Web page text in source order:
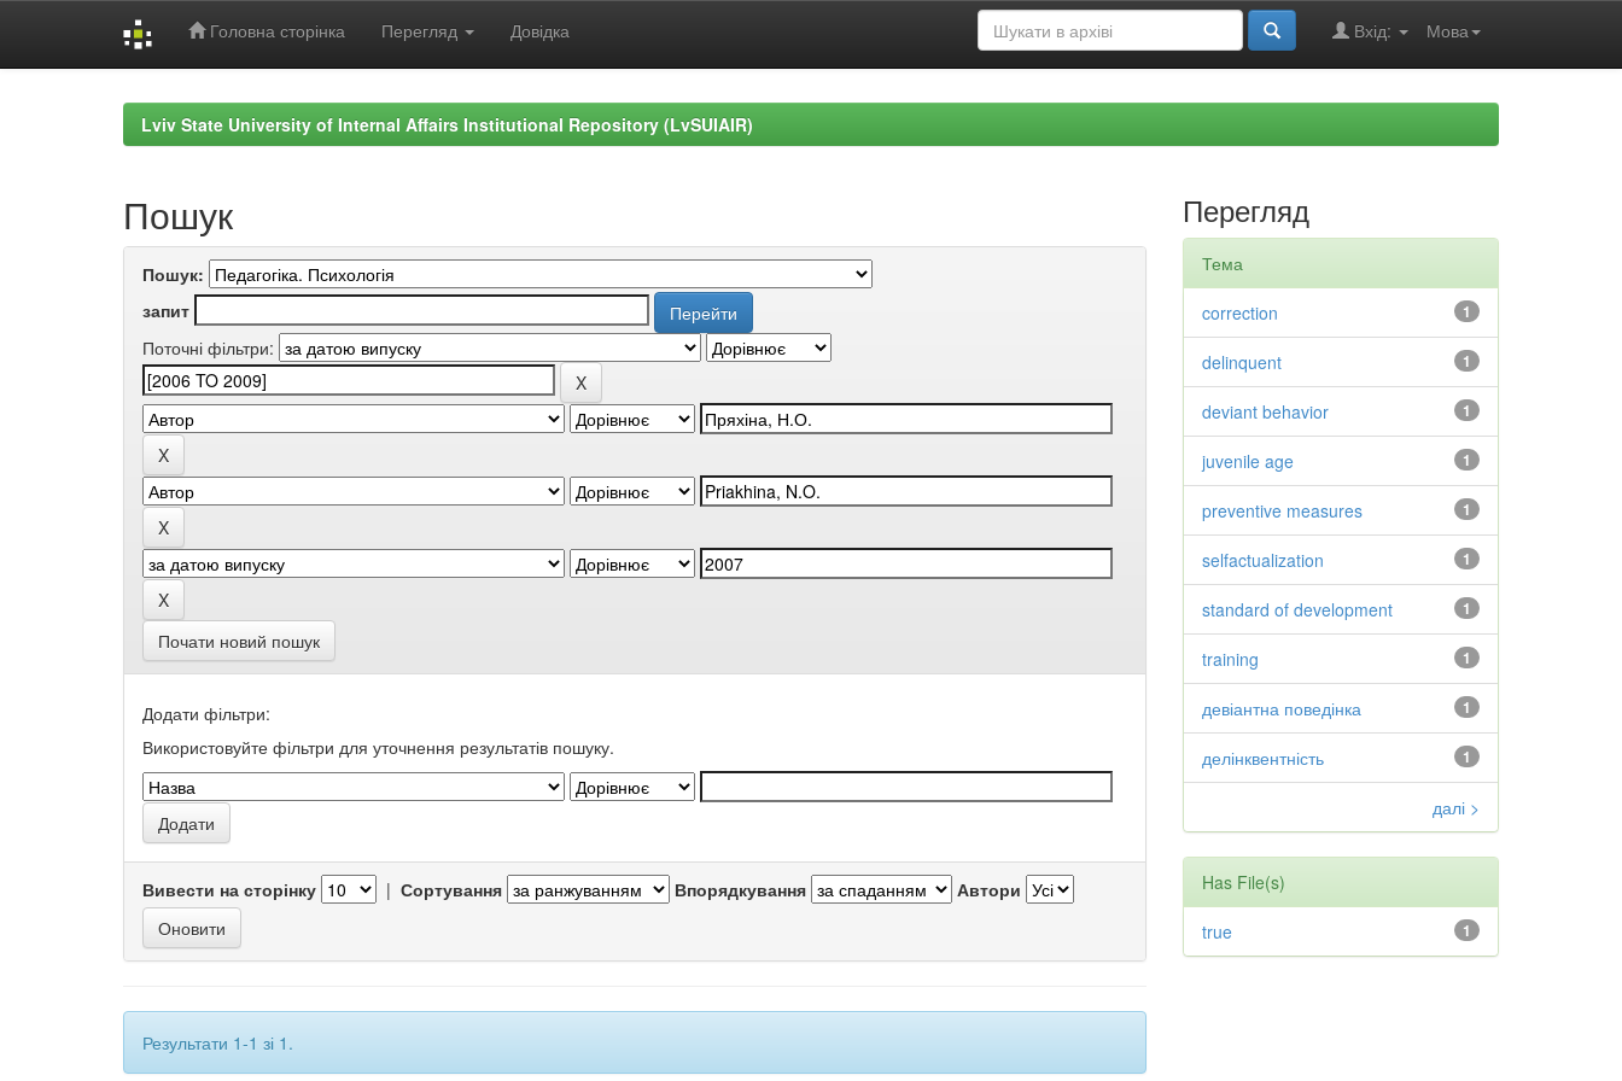
Головна сторінка Перегляд Довідка Мова
Вхід:
Lviv State University of Internal Affairs Institutional Repository (LvSUIAIR)
Пошук
Пошук:
запит
Поточні фільтри:
Почати новий пошук
Додати фільтри:
Використовуйте фільтри для уточнення результатів пошуку.
Вивести на сторінку | Сортування Впорядкування Автори
Результати 1-1 зі 1.
Перегляд
Тема
1
correction
1
delinquent
1
deviant behavior
1
juvenile age
1
preventive measures
1
selfactualization
1
standard of development
1
training
1
девіантна поведінка
1
делінквентність
далі >
Has File(s)
1
true